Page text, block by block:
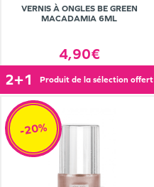
VERNIS À ONGLES BE GREEN
MACADAMIA 6ML
4,90€
2+1 produit de la sélection offert
-20%